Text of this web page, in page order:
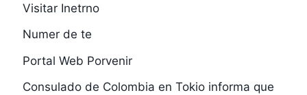
Visitar Inetrno
Numer de te
Portal Web Porvenir
Consulado de Colombia en Tokio informa que